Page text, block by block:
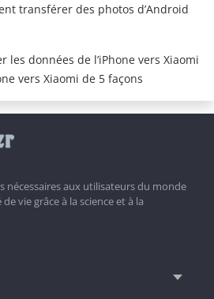
transférer des photos d’Android
les données de l’iPhone vers Xiaomi
vers Xiaomi de 5 façons
nécessaires aux utilisateurs du monde
vie grâce à la science et à la